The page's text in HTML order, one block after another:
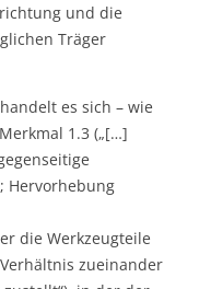
und die
Träger
es sich – wie
1.3 („[…]
Hervorhebung
die Werkzeugteile
zueinander